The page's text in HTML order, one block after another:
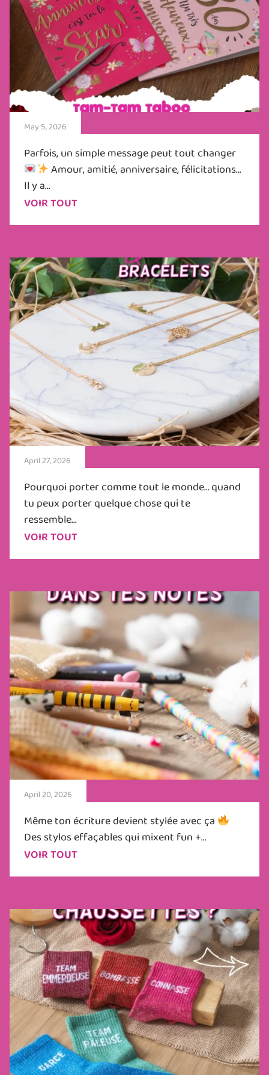
May 5, 2026
Parfois, un simple message peut tout changer
Amour, amitié, anniversaire, félicitations…
Il y a...
VOIR TOUT
April 27, 2026
Pourquoi porter comme tout le monde… quand
tu peux porter quelque chose qui te
ressemble...
VOIR TOUT
April 20, 2026
Même ton écriture devient stylée avec ça
Des stylos effaçables qui mixent fun +...
VOIR TOUT